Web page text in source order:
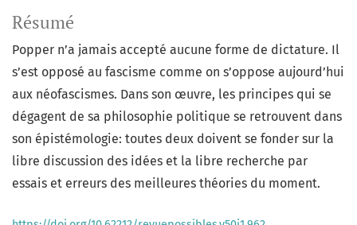
Résumé
Popper n’a jamais accepté aucune forme de dictature. Il
s’est opposé au fascisme comme on s’oppose aujourd’hui
aux néofascismes. Dans son œuvre, les principes qui se
dégagent de sa philosophie politique se retrouvent dans
son épistémologie: toutes deux doivent se fonder sur la
libre discussion des idées et la libre recherche par
essais et erreurs des meilleures théories du moment.